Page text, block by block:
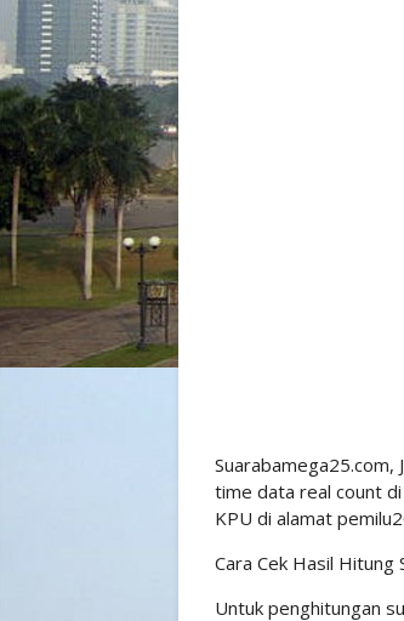
Suarabamega25.com,
time data real count
KPU di alamat
Cara Cek Hasil Hitung
Untuk penghitungan